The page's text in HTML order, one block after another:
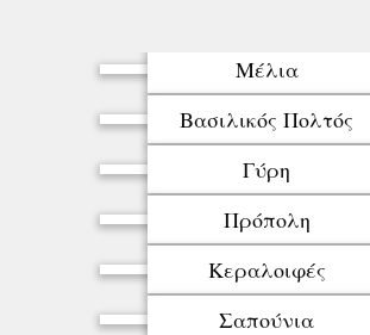
Μέλια
Βασιλικός Πολτός
Γύρη
Πρόπολη
Κεραλοιφές
Σαπούνια